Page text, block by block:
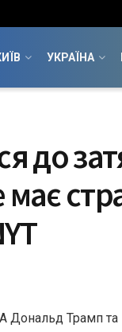
УКРАЇНА
до
Дональд Трамп та